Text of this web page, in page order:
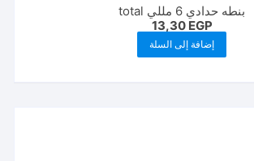
بنطه حدادي 6 مللي total
13,30 EGP
إضافة إلى السلة